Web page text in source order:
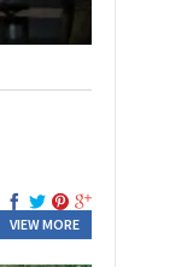
VIEW MORE